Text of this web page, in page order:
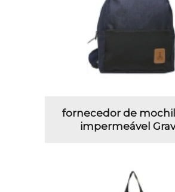
fornecedor de
impermeável